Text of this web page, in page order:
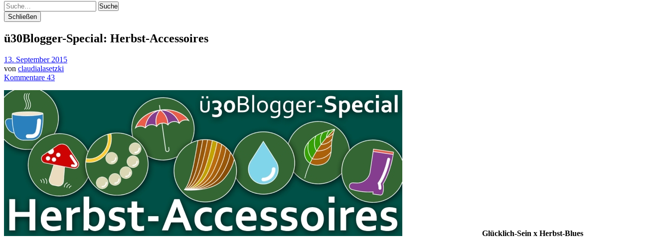
Suche
Schließen
ü30Blogger-Special: Herbst-Accessoires
13. September 2015
von claudialasetzki
Kommentare 43
Glücklich-Sein x Herbst-Blues